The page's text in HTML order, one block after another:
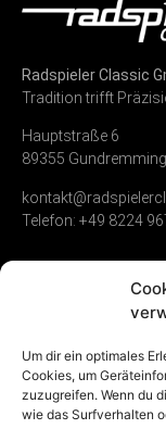
Um dir ein optimales
Cookies, um
zuzugreifen. Wenn du
wie das Surfverhalten
Radspieler Classic
Tradition trifft
Hauptstraße 6
89355
Telefon: +49 8224
Zündverteiler
Service & Reparatur
Vollumfängliche
Instandsetzung